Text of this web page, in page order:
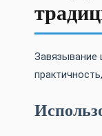
Завязывание